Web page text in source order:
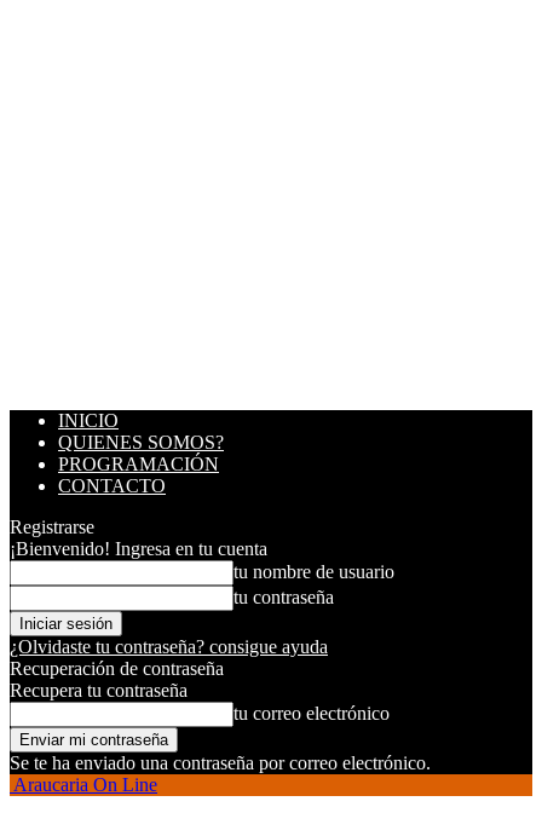
INICIO
QUIENES SOMOS?
PROGRAMACIÓN
CONTACTO
Registrarse
¡Bienvenido! Ingresa en tu cuenta
tu nombre de usuario
tu contraseña
¿Olvidaste tu contraseña? consigue ayuda
Recuperación de contraseña
Recupera tu contraseña
tu correo electrónico
Se te ha enviado una contraseña por correo electrónico.
Araucaria On Line